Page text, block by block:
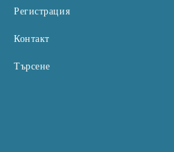
Регистрация
Контакт
Търсене